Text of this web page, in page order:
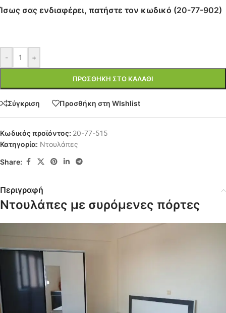
Ίσως σας ενδιαφέρει, πατήστε τον κωδικό (20-77-902)
- +
ΠΡΟΣΘΉΚΗ ΣΤΟ ΚΑΛΆΘΙ
Σύγκριση Προσθήκη στη WIshlist
Κωδικός προϊόντος: 20-77-515
Κατηγορία: Ντουλάπες
Share:
Περιγραφή
Ντουλάπες με συρόμενες πόρτες